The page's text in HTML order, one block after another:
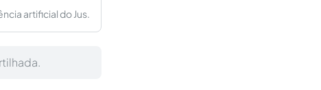
artificial do Jus.